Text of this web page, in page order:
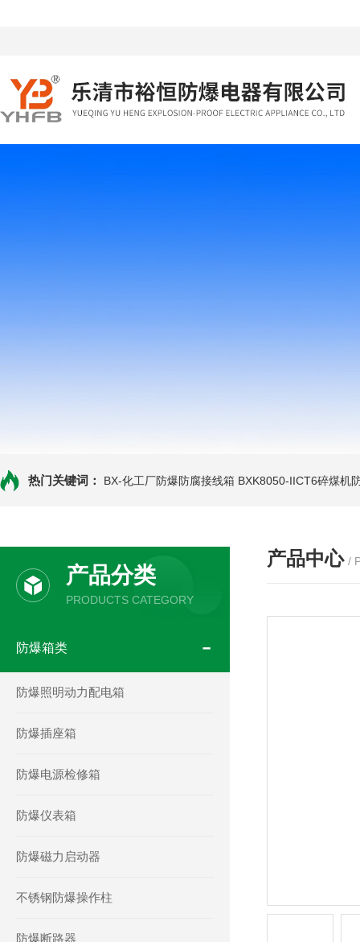
热门关键词： BX-化工厂防爆防腐接线箱 BXK8050-IICT6碎煤机
产品分类
PRODUCTS CATEGORY
防爆箱类
防爆照明动力配电箱
防爆插座箱
防爆电源检修箱
防爆仪表箱
防爆磁力启动器
不锈钢防爆操作柱
防爆断路器
产品中心 /